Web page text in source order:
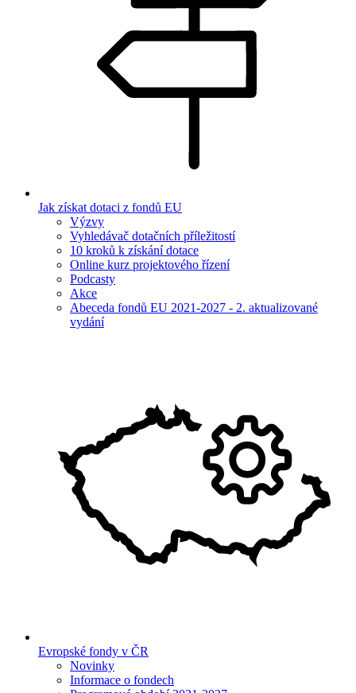
Jak získat dotaci z fondů EU
Výzvy
Vyhledávač dotačních příležitostí
10 kroků k získání dotace
Online kurz projektového řízení
Podcasty
Akce
Abeceda fondů EU 2021-2027 - 2. aktualizované
vydání
Evropské fondy v ČR
Novinky
Informace o fondech